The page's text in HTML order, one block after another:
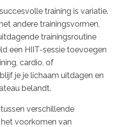
training is variatie.
andere trainingsvormen,
trainingsroutine
een HIIT-sessie toevoegen
cardio, of
je je lichaam uitdagen en
belandt.
verschillende
voorkomen van